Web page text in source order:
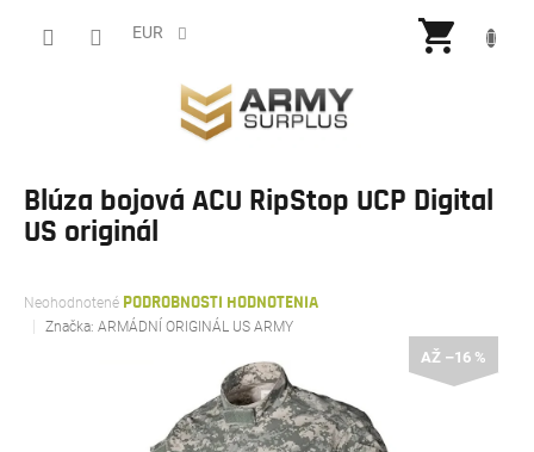
EUR
Blúza bojová ACU RipStop UCP Digital
US originál
Priemerné
hodnotenie
produktu
Neohodnotené PODROBNOSTI HODNOTENIA
Značka: ARMÁDNÍ ORIGINÁL US ARMY
AŽ –16 %